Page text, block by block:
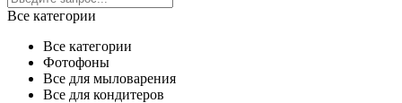
Все категории
Все категории
Фотофоны
Все для мыловарения
Все для кондитеров